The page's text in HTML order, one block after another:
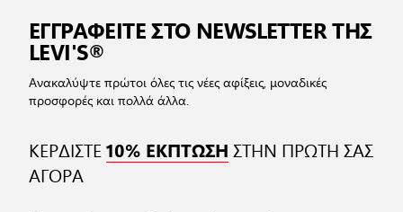
ΕΓΓΡΑΦΕΙΤΕ ΣΤΟ NEWSLETTER ΤΗΣ
LEVI'S®
Ανακαλύψτε πρώτοι όλες τις νέες αφίξεις, μοναδικές
προσφορές και πολλά άλλα.
ΚΕΡΔΙΣΤΕ10% ΕΚΠΤΩΣΗ ΣΤΗΝ ΠΡΩΤΗ ΣΑΣ
ΑΓΟΡΑ